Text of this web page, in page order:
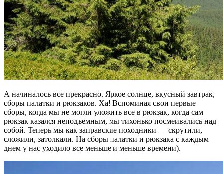
А начиналось все прекрасно. Яркое солнце, вкусный завтрак,
сборы палатки и рюкзаков. Ха! Вспоминая свои первые
сборы, когда мы не могли уложить все в рюкзак, когда сам
рюкзак казался неподъемным, мы тихонько посмеивались над
собой. Теперь мы как заправские походники — скрутили,
сложили, затолкали. На сборы палатки и рюкзака с каждым
днем у нас уходило все меньше и меньше времени).